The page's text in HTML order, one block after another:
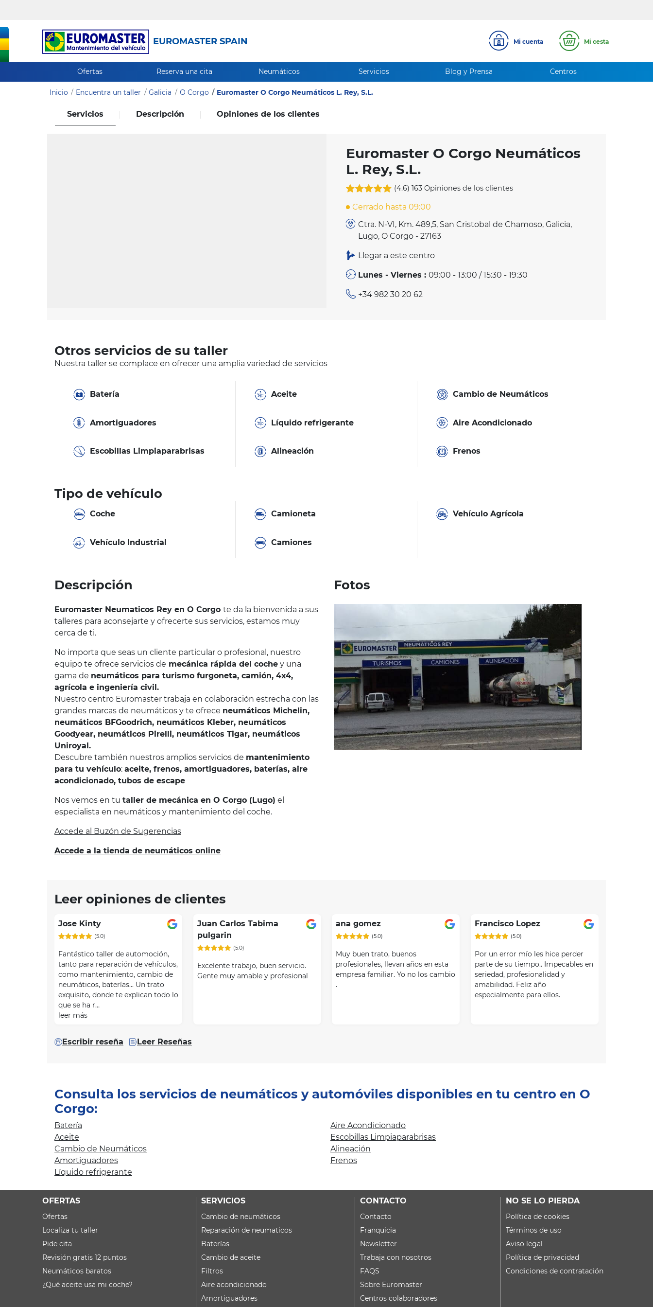
EUROMASTER SPAIN Mi cuenta Mi cesta
Ofertas Reserva una cita Neumáticos Servicios Blog y Prensa Centros
Inicio Encuentra un taller Galicia O Corgo Euromaster O Corgo Neumáticos L. Rey, S.L.
Servicios Descripción Opiniones de los clientes
Euromaster O Corgo Neumáticos
L. Rey, S.L.
(4.6) 163 Opiniones de los clientes
Cerrado hasta 09:00
Ctra. N-VI, Km. 489,5, San Cristobal de Chamoso, Galicia,
Lugo, O Corgo - 27163
Llegar a este centro
Lunes - Viernes :09:00 - 13:00 / 15:30 - 19:30
+34 982 30 20 62
Otros servicios de su taller
Nuestra taller se complace en ofrecer una amplia variedad de servicios
Batería Aceite Cambio de Neumáticos
Amortiguadores Líquido refrigerante Aire Acondicionado
Escobillas Limpiaparabrisas Alineación Frenos
Tipo de vehículo
Coche Camioneta Vehículo Agrícola
Vehículo Industrial Camiones
Descripción
Euromaster Neumaticos Rey en O Corgo te da la bienvenida a sus
talleres para aconsejarte y ofrecerte sus servicios, estamos muy
cerca de ti.
No importa que seas un cliente particular o profesional, nuestro
equipo te ofrece servicios de mecánica rápida del coche y una
gama de neumáticos para turismo furgoneta, camión, 4x4,
agrícola e ingeniería civil.
Nuestro centro Euromaster trabaja en colaboración estrecha con las
grandes marcas de neumáticos y te ofrece neumáticos Michelin,
neumáticos BFGoodrich, neumáticos Kleber, neumáticos
Goodyear, neumáticos Pirelli, neumáticos Tigar, neumáticos
Uniroyal.
Descubre también nuestros amplios servicios de mantenimiento
para tu vehículo: aceite, frenos, amortiguadores, baterías, aire
acondicionado, tubos de escape
Nos vemos en tu taller de mecánica en O Corgo (Lugo) el
especialista en neumáticos y mantenimiento del coche.
Accede al Buzón de Sugerencias
Accede a la tienda de neumáticos online
Fotos
Leer opiniones de clientes
Jose Kinty
(5.0)
Fantástico taller de automoción,
tanto para reparación de vehículos,
como mantenimiento, cambio de
neumáticos, baterías... Un trato
exquisito, donde te explican todo lo
que se ha r…
leer más
Juan Carlos Tabima
pulgarin
(5.0)
Excelente trabajo, buen servicio.
Gente muy amable y profesional
ana gomez
(5.0)
Muy buen trato, buenos
profesionales, llevan años en esta
empresa familiar. Yo no los cambio
.
Francisco Lopez
(5.0)
Por un error mío les hice perder
parte de su tiempo.. Impecables en
seriedad, profesionalidad y
amabilidad. Feliz año
especialmente para ellos.
Escribir reseña Leer Reseñas
Consulta los servicios de neumáticos y automóviles disponibles en tu centro en O
Corgo:
Batería
Aceite
Cambio de Neumáticos
Amortiguadores
Líquido refrigerante
Aire Acondicionado
Escobillas Limpiaparabrisas
Alineación
Frenos
OFERTAS
Ofertas
Localiza tu taller
Pide cita
Revisión gratis 12 puntos
Neumáticos baratos
¿Qué aceite usa mi coche?
SERVICIOS
Cambio de neumáticos
Reparación de neumaticos
Baterías
Cambio de aceite
Filtros
Aire acondicionado
Amortiguadores
CONTACTO
Contacto
Franquicia
Newsletter
Trabaja con nosotros
FAQS
Sobre Euromaster
Centros colaboradores
NO SE LO PIERDA
Política de cookies
Términos de uso
Aviso legal
Política de privacidad
Condiciones de contratación